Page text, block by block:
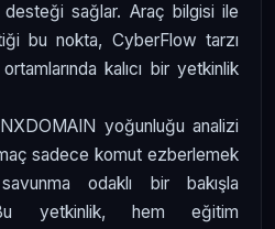
desteği sağlar. Araç bilgisi ile
bu nokta, CyberFlow tarzı
kalıcı bir yetkinlik
yoğunluğu analizi
sadece komut ezberlemek
odaklı bir bakışla
Bu yetkinlik, hem eğitim